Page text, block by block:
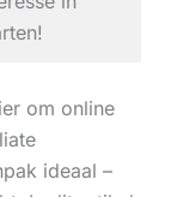
om online
ideaal –